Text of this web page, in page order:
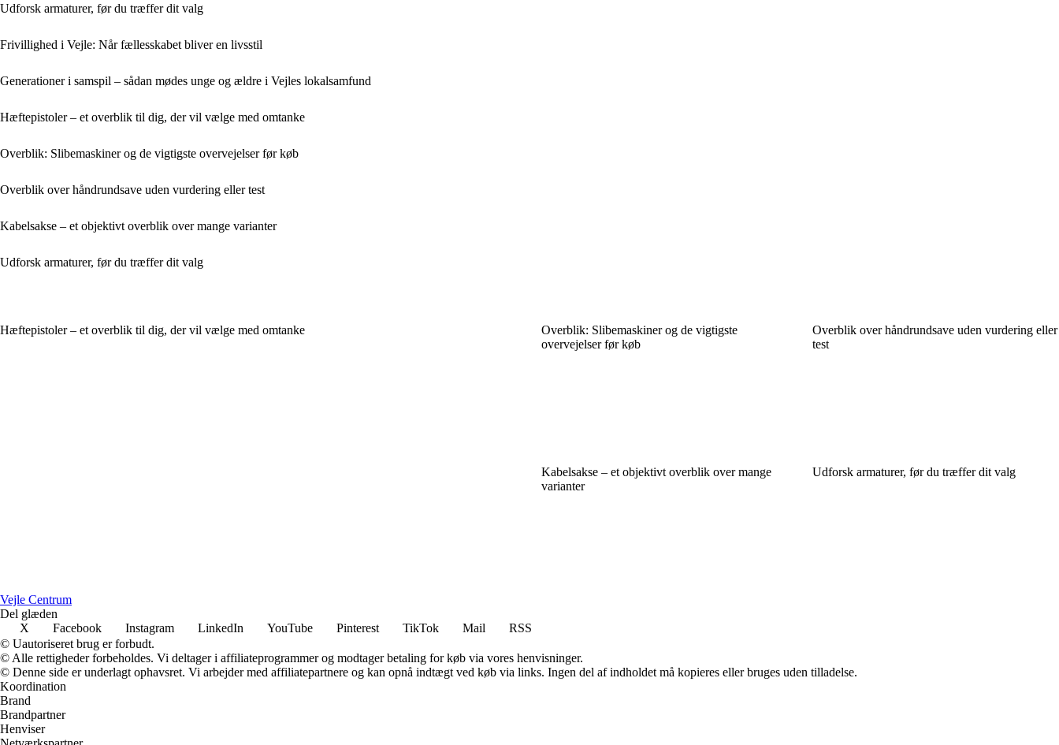
Udforsk armaturer, før du træffer dit valg
Frivillighed i Vejle: Når fællesskabet bliver en livsstil
Generationer i samspil – sådan mødes unge og ældre i Vejles lokalsamfund
Hæftepistoler – et overblik til dig, der vil vælge med omtanke
Overblik: Slibemaskiner og de vigtigste overvejelser før køb
Overblik over håndrundsave uden vurdering eller test
Kabelsakse – et objektivt overblik over mange varianter
Udforsk armaturer, før du træffer dit valg
Hæftepistoler – et overblik til dig, der vil vælge med omtanke
Overblik: Slibemaskiner og de vigtigste
overvejelser før køb
Overblik over håndrundsave uden vurdering eller
test
Kabelsakse – et objektivt overblik over mange
varianter
Udforsk armaturer, før du træffer dit valg
Vejle Centrum
Del glæden
X
Facebook Instagram LinkedIn YouTube Pinterest TikTok Mail
RSS
© Uautoriseret brug er forbudt.
© Alle rettigheder forbeholdes. Vi deltager i affiliateprogrammer og modtager betaling for køb via vores henvisninger.
© Denne side er underlagt ophavsret. Vi arbejder med affiliatepartnere og kan opnå indtægt ved køb via links. Ingen del af indholdet må kopieres eller bruges uden tilladelse.
Koordination
Brand
Brandpartner
Henviser